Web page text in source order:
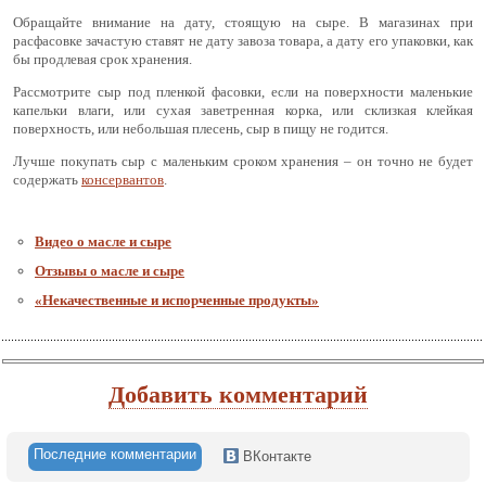
Обращайте внимание на дату, стоящую на сыре. В магазинах при
расфасовке зачастую ставят не дату завоза товара, а дату его упаковки, как
бы продлевая срок хранения.
Рассмотрите сыр под пленкой фасовки, если на поверхности маленькие
капельки влаги, или сухая заветренная корка, или склизкая клейкая
поверхность, или небольшая плесень, сыр в пищу не годится.
Лучше покупать сыр с маленьким сроком хранения – он точно не будет
содержать консервантов.
Видео о масле и сыре
Отзывы о масле и сыре
«Некачественные и испорченные продукты»
Добавить комментарий
Последние комментарии ВКонтакте